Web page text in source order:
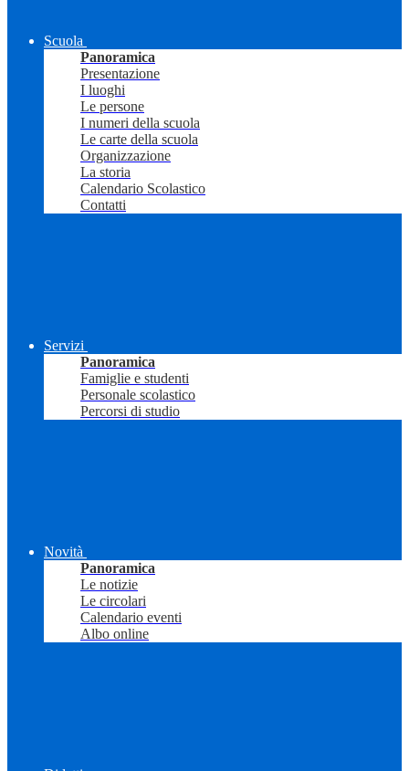
Scuola
Panoramica
Presentazione
I luoghi
Le persone
I numeri della scuola
Le carte della scuola
Organizzazione
La storia
Calendario Scolastico
Contatti
Servizi
Panoramica
Famiglie e studenti
Personale scolastico
Percorsi di studio
Novità
Panoramica
Le notizie
Le circolari
Calendario eventi
Albo online